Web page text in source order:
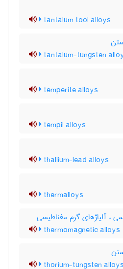
tantalum tool alloys
tantalum-tungsten
temperite alloys
tempil alloys
thallium-lead alloys
thermalloys
، آلیاژهای گرم مغناطیسی
thermomagnetic alloys
thorium-tungsten alloys